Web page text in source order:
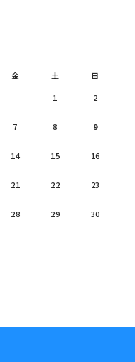
金 土
日
1
2
7 8 9
14 15 16
21 22 23
28 29 30